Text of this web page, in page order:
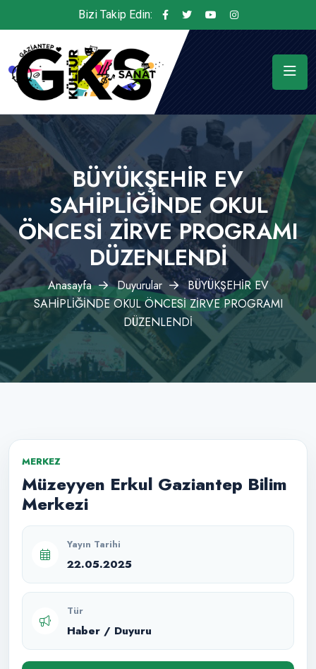
Bizi Takip Edin:
BÜYÜKŞEHİR EV
SAHİPLİĞİNDE OKUL
ÖNCESİ ZİRVE PROGRAMI
DÜZENLENDİ
Anasayfa Duyurular
BÜYÜKŞEHİR EV
SAHİPLİĞİNDE OKUL ÖNCESİ ZİRVE PROGRAMI
DÜZENLENDİ
MERKEZ
Müzeyyen Erkul Gaziantep Bilim
Merkezi
Yayın Tarihi
22.05.2025
Tür
Haber / Duyuru